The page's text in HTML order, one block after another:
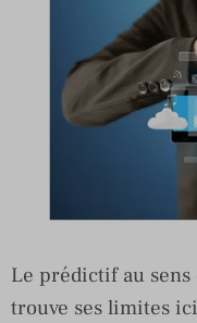
Le prédictif au
trouve ses limites